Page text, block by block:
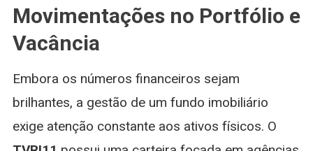
Movimentações no Portfólio e
Vacância
Embora os números financeiros sejam
brilhantes, a gestão de um fundo imobiliário
exige atenção constante aos ativos físicos. O